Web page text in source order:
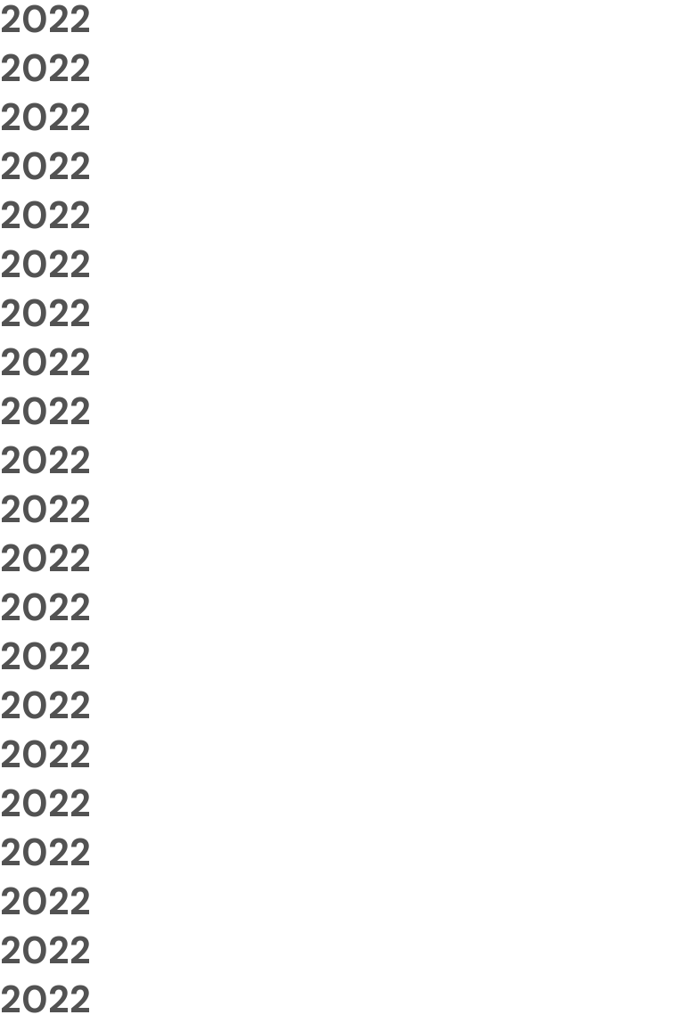
2022
2022
2022
2022
2022
2022
2022
2022
2022
2022
2022
2022
2022
2022
2022
2022
2022
2022
2022
2022
2022